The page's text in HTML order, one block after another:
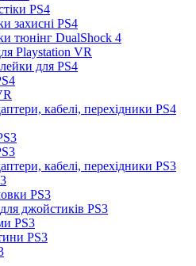
PS4
захисні PS4
тюнінг DualShock 4
Playstation VR
для PS4
кабелі, перехідники PS4
кабелі, перехідники PS3
PS3
джойстиків PS3
PS3
PS3